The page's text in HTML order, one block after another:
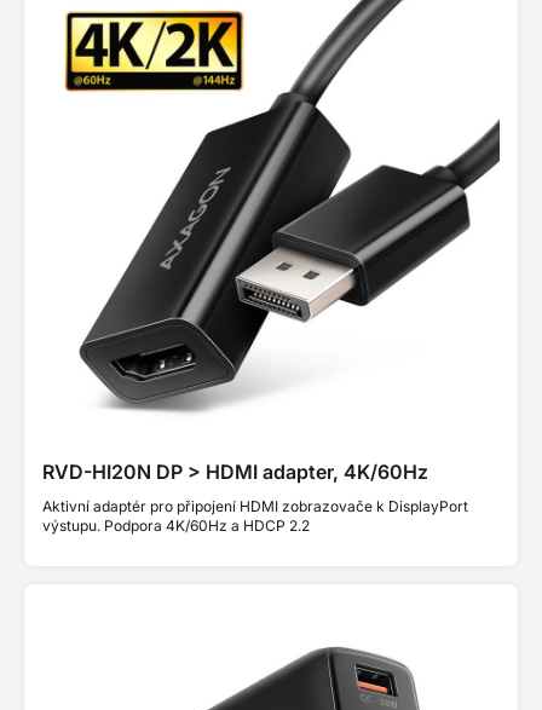
RVD-HI20N DP > HDMI adapter, 4K/60Hz
Aktivní adaptér pro připojení HDMI zobrazovače k DisplayPort
výstupu. Podpora 4K/60Hz a HDCP 2.2